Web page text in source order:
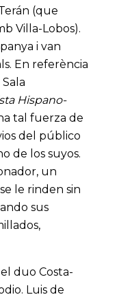
(que
Villa-Lobos).
i van
En referència
Hispano-
tal fuerza de
del público
de los suyos.
un
le rinden sin
sus
duo Costa-
Luis de